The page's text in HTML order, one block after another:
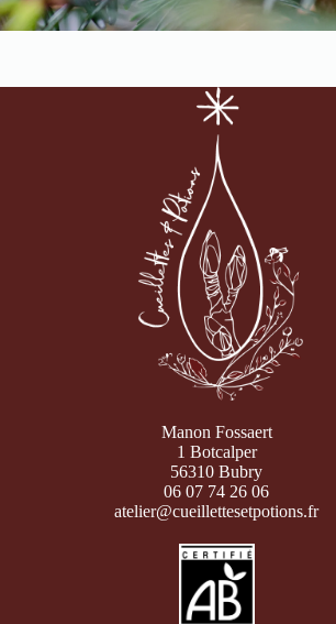
Manon Fossaert
1 Botcalper
56310 Bubry
06 07 74 26 06
atelier@cueillettesetpotions.fr